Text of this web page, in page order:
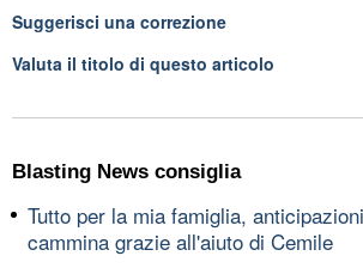
Suggerisci una correzione
Valuta il titolo di questo articolo
Blasting News consiglia
Tutto per la mia famiglia,
cammina grazie all'aiuto di Cemile